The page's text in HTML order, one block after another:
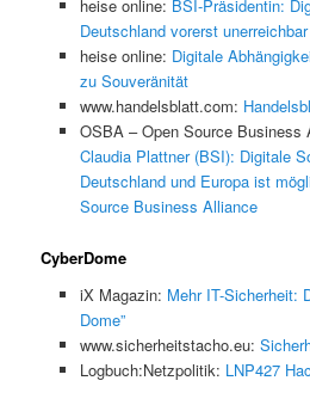
heise online: BSI-Präsidentin:
Deutschland vorerst unerreichbar
heise online: Digitale
zu Souveränität
www.handelsblatt.com:
OSBA – Open Source Business
Claudia Plattner (BSI): Digitale
Deutschland und Europa ist
Source Business Alliance
CyberDome
iX Magazin: Mehr IT-Sicherheit:
Dome”
www.sicherheitstacho.eu:
Logbuch:Netzpolitik: LNP427